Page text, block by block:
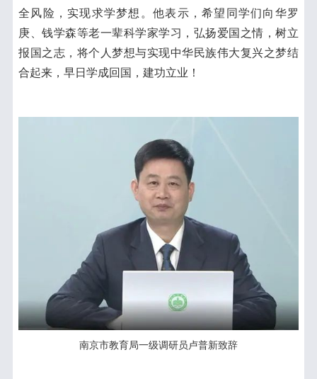
全风险，实现求学梦想。他表示，希望同学们向华罗
庚、钱学森等老一辈科学家学习，弘扬爱国之情，树立
报国之志，将个人梦想与实现中华民族伟大复兴之梦结
合起来，早日学成回国，建功立业！
南京市教育局一级调研员卢普新致辞